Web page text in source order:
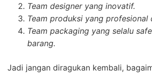
Team designer yang inovatif.
Team produksi yang profesional
Team packaging yang selalu
barang.
Jadi jangan diragukan kembali,